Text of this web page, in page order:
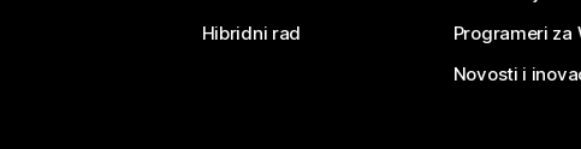
Hibridni rad
Programeri za
Novosti i